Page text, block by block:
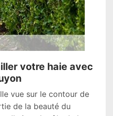
votre haie avec
vue sur le contour de
de la beauté du